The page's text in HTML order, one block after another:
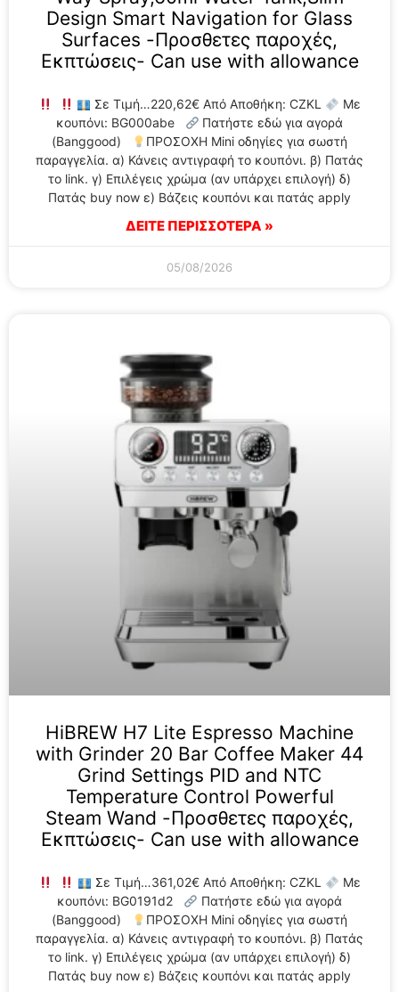
Design Smart Navigation for Glass
Surfaces -Προσθετες παροχές,
Εκπτώσεις- Can use with allowance
Σε Τιμή…220,62€ Από Αποθήκη: CZKL
Με
κουπόνι: BG000abe
Πατήστε εδώ για αγορά
(Banggood)
ΠΡΟΣΟΧΗ Mini οδηγίες για σωστή
παραγγελία. α) Κάνεις αντιγραφή το κουπόνι. β) Πατάς
το link. γ) Επιλέγεις χρώμα (αν υπάρχει επιλογή) δ)
Πατάς buy now ε) Βάζεις κουπόνι και πατάς apply
ΔΕΙΤΕ ΠΕΡΙΣΣΟΤΕΡΑ »
05/08/2026
HiBREW H7 Lite Espresso Machine
with Grinder 20 Bar Coffee Maker 44
Grind Settings PID and NTC
Temperature Control Powerful
Steam Wand -Προσθετες παροχές,
Εκπτώσεις- Can use with allowance
Σε Τιμή…361,02€ Από Αποθήκη: CZKL
Με
κουπόνι: BG0191d2
Πατήστε εδώ για αγορά
(Banggood)
ΠΡΟΣΟΧΗ Mini οδηγίες για σωστή
παραγγελία. α) Κάνεις αντιγραφή το κουπόνι. β) Πατάς
το link. γ) Επιλέγεις χρώμα (αν υπάρχει επιλογή) δ)
Πατάς buy now ε) Βάζεις κουπόνι και πατάς apply